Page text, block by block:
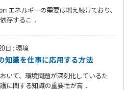
エネルギーの需要は増え続けており、
存するこ ...
日 : 環境
知識を仕事に応用する方法
いて、環境問題が深刻化しているた
に関する知識の重要性が高 ...